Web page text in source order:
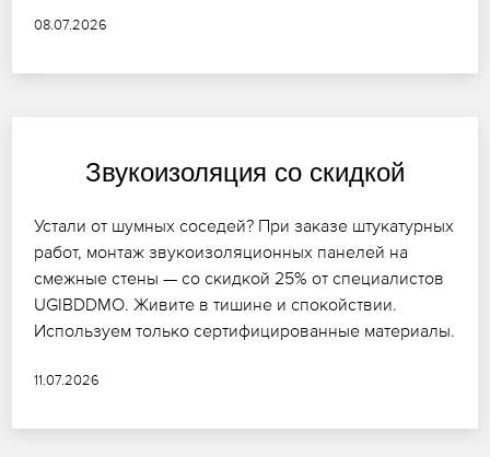
08.07.2026
Звукоизоляция со скидкой
Устали от шумных соседей? При заказе штукатурных
работ, монтаж звукоизоляционных панелей на
смежные стены — со скидкой 25% от специалистов
UGIBDDMO. Живите в тишине и спокойствии.
Используем только сертифицированные материалы.
11.07.2026